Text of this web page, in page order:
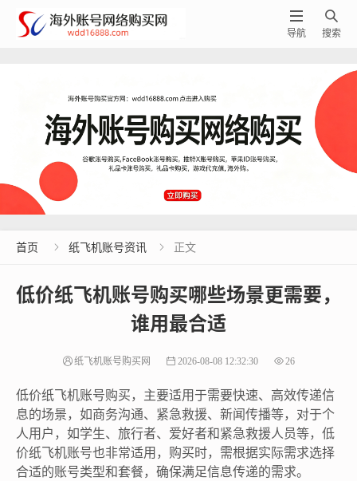

搜索

导航
首页  纸飞机账号资讯  正文
低价纸飞机账号购买哪些场景更需要，
谁用最合适
纸飞机账号购买网 2026-08-08 12:32:30 26
低价纸飞机账号购买，主要适用于需要快速、高效传递信
息的场景，如商务沟通、紧急救援、新闻传播等，对于个
人用户，如学生、旅行者、爱好者和紧急救援人员等，低
价纸飞机账号也非常适用，购买时，需根据实际需求选择
合适的账号类型和套餐，确保满足信息传递的需求。